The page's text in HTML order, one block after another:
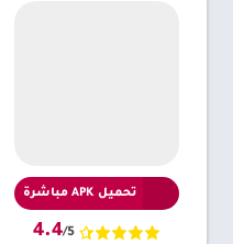
تحميل APK مباشرة
4.4/5